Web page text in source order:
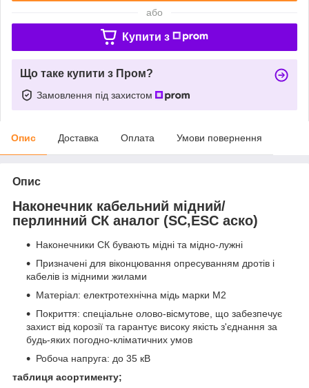
або
Купити з
Що таке купити з Пром?
Замовлення під захистом
Опис Доставка Оплата Умови повернення
Опис
Наконечник кабельний мідний/
перлинний СК аналог (SC,ESC аско)
Наконечники СК бувають мідні та мідно-лужні
Призначені для віконцювання опресуванням дротів і
кабелів із мідними жилами
Матеріал: електротехнічна мідь марки М2
Покриття: спеціальне олово-вісмутове, що забезпечує
захист від корозії та гарантує високу якість з'єднання за
будь-яких погодно-кліматичних умов
Робоча напруга: до 35 кВ
таблиця асортименту;